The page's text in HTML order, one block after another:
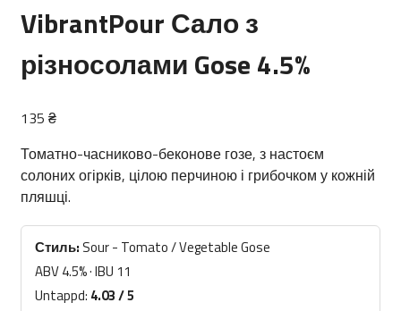
VibrantPour Сало з
різносолами Gose 4.5%
135 ₴
Томатно-часниково-беконове гозе, з настоєм
солоних огірків, цілою перчиною і грибочком у кожній
пляшці.
Стиль: Sour - Tomato / Vegetable Gose
ABV 4.5% · IBU 11
Untappd: 4.03 / 5